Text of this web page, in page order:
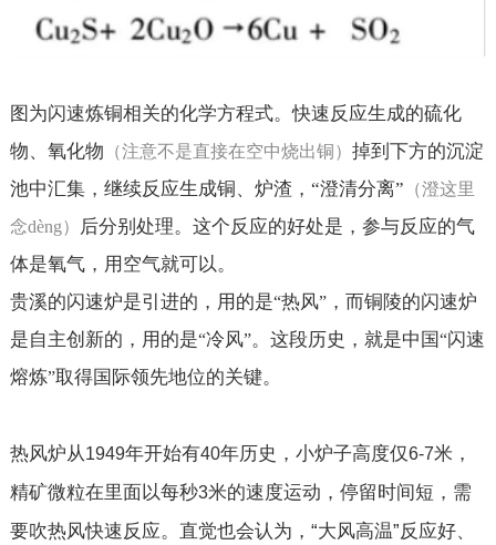
图为闪速炼铜相关的化学方程式。快速反应生成的硫化
物、氧化物 （注意不是直接在空中烧出铜） 掉到下方的沉淀
池中汇集，继续反应生成铜、炉渣，“澄清分离” （澄这里
念dèng） 后分别处理。这个反应的好处是，参与反应的气
体是氧气，用空气就可以。
贵溪的闪速炉是引进的，用的是“热风”，而铜陵的闪速炉
是自主创新的，用的是“冷风”。这段历史，就是中国“闪速
熔炼”取得国际领先地位的关键。
热风炉从1949年开始有40年历史，小炉子高度仅6-7米，
精矿微粒在里面以每秒3米的速度运动，停留时间短，需
要吹热风快速反应。直觉也会认为，“大风高温”反应好、